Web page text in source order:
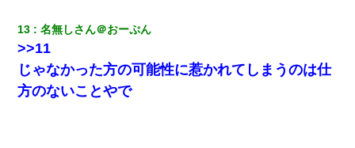
父親がくも膜下出血で突然ﾀﾋ。→母の貯金が0なことが判明。→母
「私を家に置いてほしい、どうか見捨てないで(土下座」俺・嫁
「…」
13 名無しさん＠おーぷん
>>11
じゃなかった方の可能性に惹かれてしまうのは仕
方のないことやで